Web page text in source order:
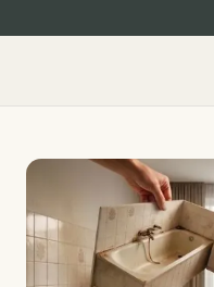
levertijd van slechts 4